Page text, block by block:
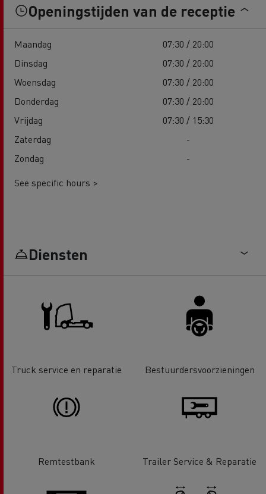
Openingstijden van de receptie
Maandag
07:30 / 20:00
Dinsdag
07:30 / 20:00
Woensdag
07:30 / 20:00
Donderdag
07:30 / 20:00
Vrijdag
07:30 / 15:30
Zaterdag
-
Zondag
-
See specific hours >
Diensten
Truck service en reparatie Bestuurdersvoorzieningen
Remtestbank Trailer Service & Reparatie